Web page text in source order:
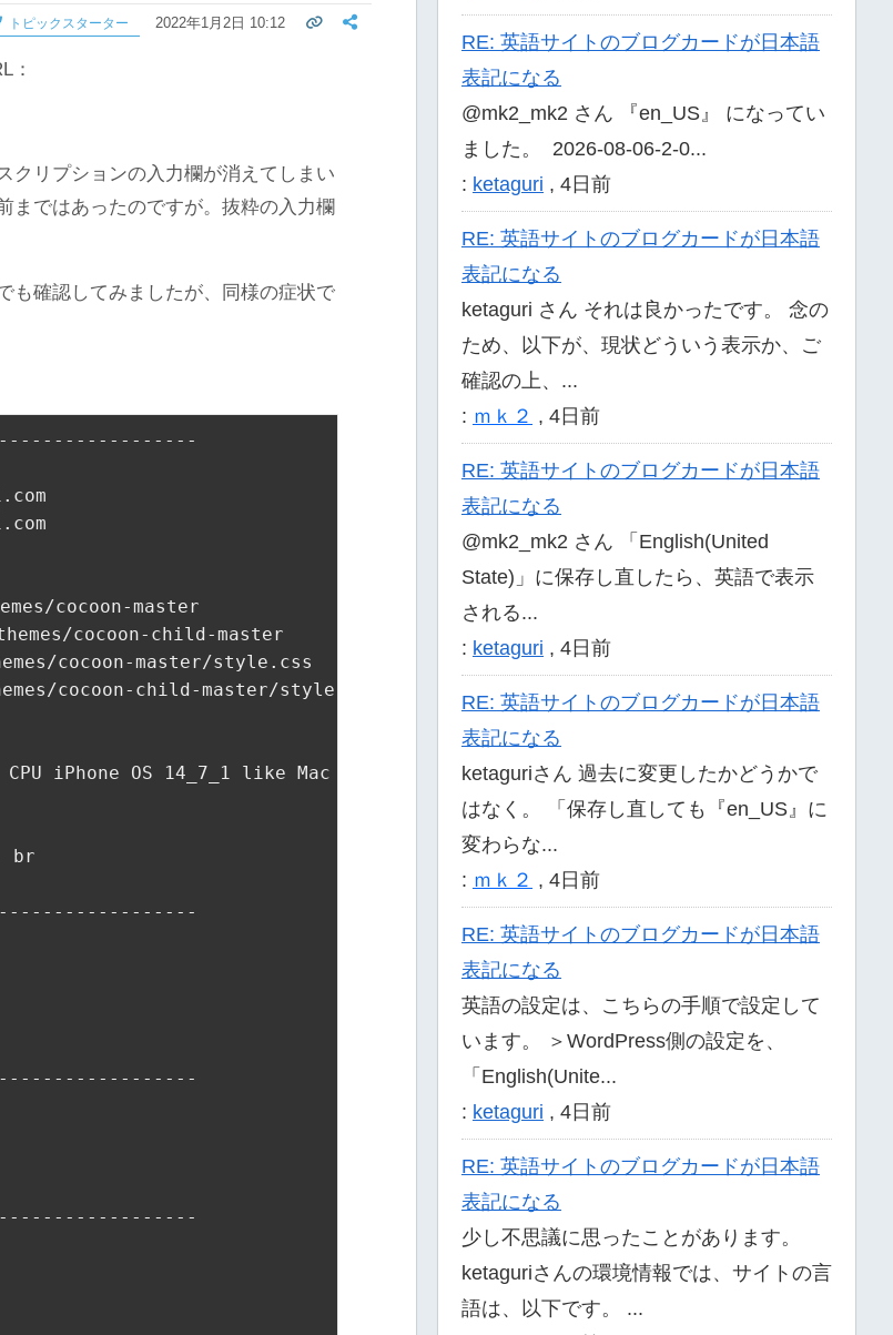
トピックスターター 2022年1月2日 10:12
：
クリプションの入力欄が消えてしまい
まではあったのですが。抜粋の入力欄
も確認してみましたが、同様の症状で
cocoon-master
themes/cocoon-child-master
cocoon-master/style.css
cocoon-child-master/style.css
iPhone OS 14_7_1 like Mac OS X) AppleWebKit/605.1.15 (KHTML, like Gecko)
br
RE: 英語サイトのブログカードが日本語
表記になる
@mk2_mk2 さん 『en_US』 になってい
ました。 2026-08-06-2-0...
: ketaguri , 4日前
RE: 英語サイトのブログカードが日本語
表記になる
ketaguri さん それは良かったです。 念の
ため、以下が、現状どういう表示か、ご
確認の上、...
: ｍｋ２ , 4日前
RE: 英語サイトのブログカードが日本語
表記になる
@mk2_mk2 さん 「English(United
State)」に保存し直したら、英語で表示
される...
: ketaguri , 4日前
RE: 英語サイトのブログカードが日本語
表記になる
ketaguriさん 過去に変更したかどうかで
はなく。 「保存し直しても『en_US』に
変わらな...
: ｍｋ２ , 4日前
RE: 英語サイトのブログカードが日本語
表記になる
英語の設定は、こちらの手順で設定して
います。 ＞WordPress側の設定を、
「English(Unite...
: ketaguri , 4日前
RE: 英語サイトのブログカードが日本語
表記になる
少し不思議に思ったことがあります。
ketaguriさんの環境情報では、サイトの言
語は、以下です。 ...